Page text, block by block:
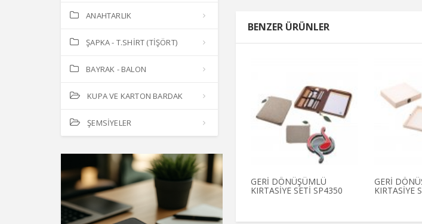
ANAHTARLIK
ŞAPKA - T.SHİRT (TİŞÖRT)
BAYRAK - BALON
KUPA VE KARTON BARDAK
ŞEMSİYELER
BENZER ÜRÜNLER
GERİ DÖNÜŞÜMLÜ
KIRTASİYE SETİ SP4350
GERİ
KIRTASİYE